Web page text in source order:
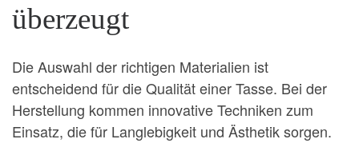
überzeugt
Die Auswahl der richtigen Materialien ist
entscheidend für die Qualität einer Tasse. Bei der
Herstellung kommen innovative Techniken zum
Einsatz, die für Langlebigkeit und Ästhetik sorgen.